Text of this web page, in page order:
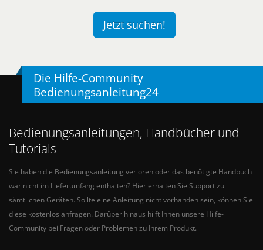
Jetzt suchen!
Die Hilfe-Community
Bedienungsanleitung24
Bedienungsanleitungen, Handbücher und
Tutorials
Sie haben die Bedienungsanleitung verloren oder das benötigte Handbuch
war nicht im Lieferumfang enthalten? Hier erhalten Sie Support zu
sämtlichen Geräten. Sollte eine Anleitung nicht vorhanden sein, können Sie
diese kostenlos anfragen. Darüber hinaus hilft Ihnen unsere Hilfe-
Community bei Fragen oder Problemen zu Ihrem Produkt.